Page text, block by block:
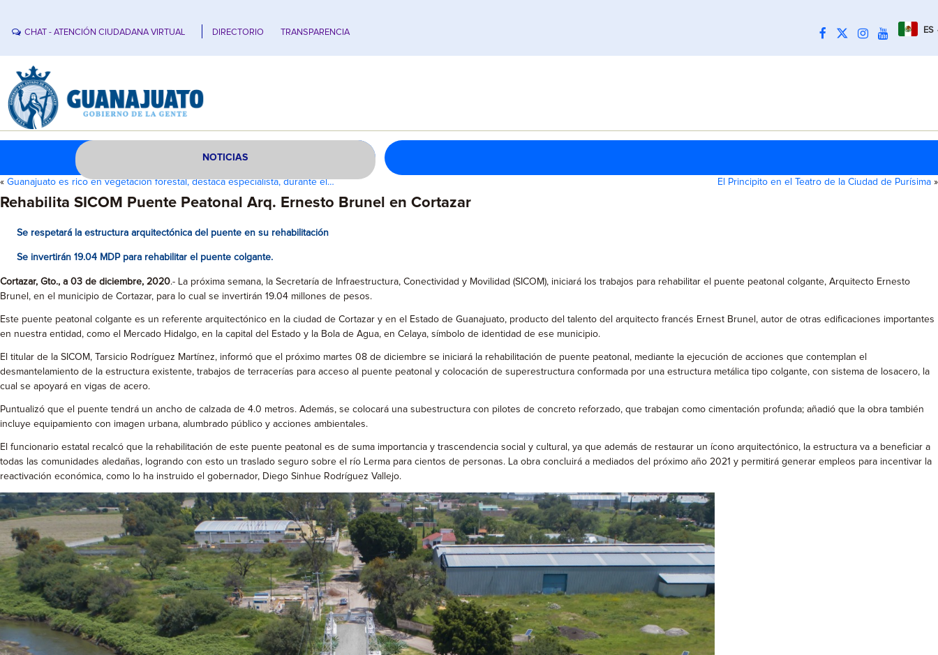
CHAT - ATENCIÓN CIUDADANA VIRTUAL DIRECTORIO TRANSPARENCIA ES
NOTICIAS
« Guanajuato es rico en vegetación forestal, destaca especialista, durante el… El Principito en el Teatro de la Ciudad de Purísima »
Rehabilita SICOM Puente Peatonal Arq. Ernesto Brunel en Cortazar
Se respetará la estructura arquitectónica del puente en su rehabilitación
Se invertirán 19.04 MDP para rehabilitar el puente colgante.
Cortazar, Gto., a 03 de diciembre, 2020.- La próxima semana, la Secretaría de Infraestructura, Conectividad y Movilidad (SICOM), iniciará los trabajos para rehabilitar el puente peatonal colgante, Arquitecto Ernesto
Brunel, en el municipio de Cortazar, para lo cual se invertirán 19.04 millones de pesos.
Este puente peatonal colgante es un referente arquitectónico en la ciudad de Cortazar y en el Estado de Guanajuato, producto del talento del arquitecto francés Ernest Brunel, autor de otras edificaciones importantes
en nuestra entidad, como el Mercado Hidalgo, en la capital del Estado y la Bola de Agua, en Celaya, símbolo de identidad de ese municipio.
El titular de la SICOM, Tarsicio Rodríguez Martínez, informó que el próximo martes 08 de diciembre se iniciará la rehabilitación de puente peatonal, mediante la ejecución de acciones que contemplan el
desmantelamiento de la estructura existente, trabajos de terracerías para acceso al puente peatonal y colocación de superestructura conformada por una estructura metálica tipo colgante, con sistema de losacero, la
cual se apoyará en vigas de acero.
Puntualizó que el puente tendrá un ancho de calzada de 4.0 metros. Además, se colocará una subestructura con pilotes de concreto reforzado, que trabajan como cimentación profunda; añadió que la obra también
incluye equipamiento con imagen urbana, alumbrado público y acciones ambientales.
El funcionario estatal recalcó que la rehabilitación de este puente peatonal es de suma importancia y trascendencia social y cultural, ya que además de restaurar un ícono arquitectónico, la estructura va a beneficiar a
todas las comunidades aledañas, logrando con esto un traslado seguro sobre el río Lerma para cientos de personas. La obra concluirá a mediados del próximo año 2021 y permitirá generar empleos para incentivar la
reactivación económica, como lo ha instruido el gobernador, Diego Sinhue Rodríguez Vallejo.